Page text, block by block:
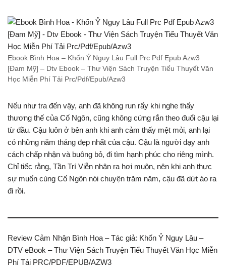
Ebook Bình Hoa – Khốn Ỷ Nguy Lâu Full Prc Pdf Epub Azw3
[Đam Mỹ] – Dtv Ebook – Thư Viện Sách Truyện Tiểu Thuyết Văn
Học Miễn Phí Tải Prc/Pdf/Epub/Azw3
Nếu như tra đến vậy, anh đã không run rẩy khi nghe thấy
thương thế của Cố Ngôn, cũng không cứng rắn theo đuổi cậu lại
từ đầu. Cậu luôn ở bên anh khi anh cảm thấy mệt mỏi, anh lại
có những năm tháng đẹp nhất của cậu. Cậu là người dạy anh
cách chấp nhận và buông bỏ, đi tìm hạnh phúc cho riêng mình.
Chỉ tiếc rằng, Tần Trí Viễn nhận ra hơi muộn, nên khi anh thực
sự muốn cùng Cố Ngôn nói chuyện trăm năm, cậu đã dứt áo ra
đi rồi.
Review Cảm Nhận Bình Hoa – Tác giả: Khốn Ỷ Nguy Lâu –
DTV eBook – Thư Viện Sách Truyện Tiểu Thuyết Văn Học Miễn
Phí Tải PRC/PDF/EPUB/AZW3